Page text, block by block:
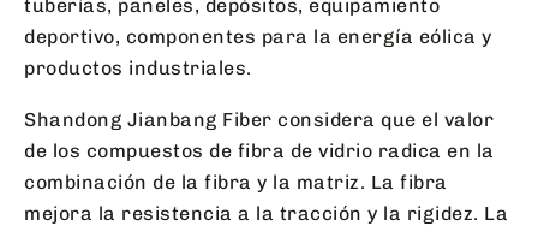
tuberías, paneles, depósitos, equipamiento
deportivo, componentes para la energía eólica y
productos industriales.
Shandong Jianbang Fiber considera que el valor
de los compuestos de fibra de vidrio radica en la
combinación de la fibra y la matriz. La fibra
mejora la resistencia a la tracción y la rigidez. La